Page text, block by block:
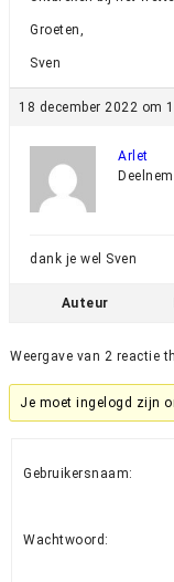
Groeten,
Sven
18 december 2022 om
Arlet
dank je wel Sven
Auteur
Weergave van 2 reactie
Je moet ingelogd zijn
Gebruikersnaam:
Wachtwoord: